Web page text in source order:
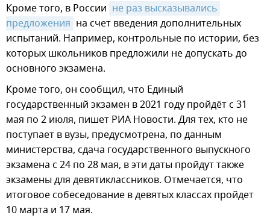
Кроме того, в России не раз высказывались
предложения на счет введения дополнительных
испытаний. Например, контрольные по истории, без
которых школьников предложили не допускать до
основного экзамена.
Кроме того, он сообщил, что Единый
государственный экзамен в 2021 году пройдёт с 31
мая по 2 июля, пишет РИА Новости. Для тех, кто не
поступает в вузы, предусмотрена, по данным
министерства, сдача государственного выпускного
экзамена с 24 по 28 мая, в эти даты пройдут также
экзамены для девятиклассников. Отмечается, что
итоговое собеседование в девятых классах пройдет
10 марта и 17 мая.